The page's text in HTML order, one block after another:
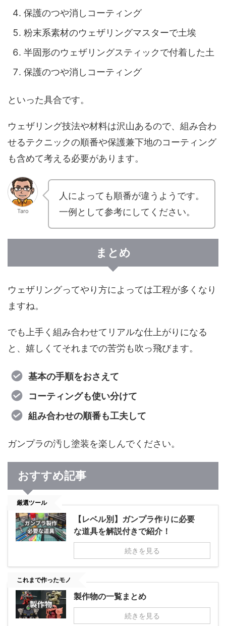
保護のつや消しコーティング
粉末系素材のウェザリングマスターで土埃
半固形のウェザリングスティックで付着した土
保護のつや消しコーティング
といった具合です。
ウェザリング技法や材料は沢山あるので、組み合わ
せるテクニックの順番や保護兼下地のコーティング
も含めて考える必要があります。
Taro
人によっても順番が違うようです。
一例として参考にしてください。
まとめ
ウェザリングってやり方によっては工程が多くなり
ますね。
でも上手く組み合わせてリアルな仕上がりになる
と、嬉しくてそれまでの苦労も吹っ飛びます。
基本の手順をおさえて
コーティングも使い分けて
組み合わせの順番も工夫して
ガンプラの汚し塗装を楽しんでください。
おすすめ記事
厳選ツール
【レベル別】ガンプラ作りに必要
な道具を解説付きで紹介！
続きを見る
これまで作ったモノ
製作物の一覧まとめ
続きを見る